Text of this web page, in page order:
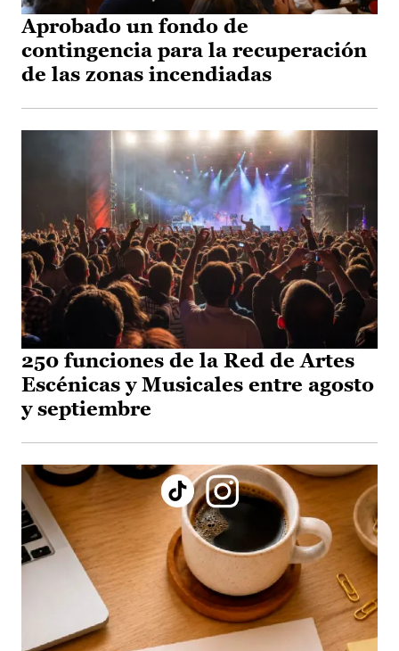
Aprobado un fondo de
contingencia para la recuperación
de las zonas incendiadas
250 funciones de la Red de Artes
Escénicas y Musicales entre agosto
y septiembre